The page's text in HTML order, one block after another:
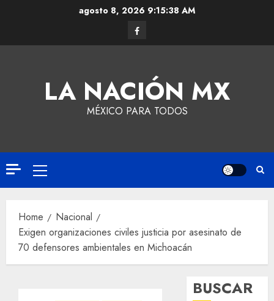
agosto 8, 2026 9:15:39 AM
LA NACIÓN MX
MÉXICO PARA TODOS
Home
Nacional
Exigen organizaciones civiles justicia por asesinato de
70 defensores ambientales en Michoacán
BUSCAR